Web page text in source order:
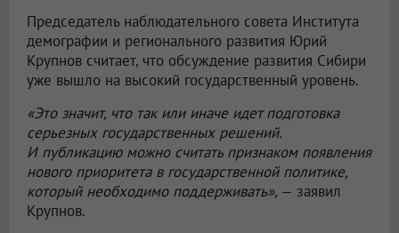
Председатель наблюдательного совета Института
демографии и регионального развития Юрий
Крупнов считает, что обсуждение развития Сибири
уже вышло на высокий государственный уровень.
«Это значит, что так или иначе идет подготовка
серьезных государственных решений.
И публикацию можно считать признаком появления
нового приоритета в государственной политике,
который необходимо поддерживать», — заявил
Крупнов.